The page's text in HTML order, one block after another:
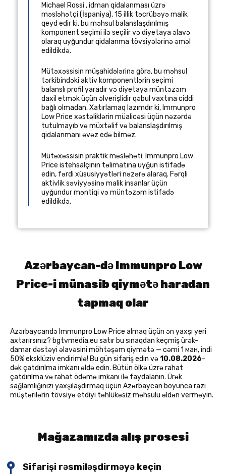
Michael Rossi ,idman qidalanması üzrə
məsləhətçi (İspaniya), 15 illik təcrübəyə malik
qeyd edir ki, bu məhsul balanslaşdırılmış
komponent seçimi ilə seçilir və diyetaya əlavə
olaraq uyğundur qidalanma tövsiyələrinə əməl
edildikdə.
Mütəxəssisin müşahidələrinə görə, bu məhsul
tərkibindəki aktiv komponentlərin seçimi
balanslı profil yaradır və diyetaya müntəzəm
daxil etmək üçün əlverişlidir qəbul vaxtına ciddi
bağlı olmadan. Xatırlamaq lazımdır ki, Immunpro
Low Price xəstəliklərin müalicəsi üçün nəzərdə
tutulmayıb və müxtəlif və balanslaşdırılmış
qidalanmanı əvəz edə bilməz.
Mütəxəssisin praktik məsləhəti: Immunpro Low
Price istehsalçının təlimatına uyğun istifadə
edin, fərdi xüsusiyyətləri nəzərə alaraq. Fərqli
aktivlik səviyyəsinə malik insanlar üçün
uyğundur məntiqi və müntəzəm istifadə
edildikdə.
Azərbaycan-də Immunpro Low
Price-i münasib qiymətə haradan
tapmaq olar
Azərbaycandə Immunpro Low Price almaq üçün ən yaxşı yeri
axtarırsınız? bgtvmedia.eu satır bu sınaqdan keçmiş ürək-
damar dəstəyi əlavəsini möhtəşəm qiymətə — cəmi 1 ман, indi
50% eksklüziv endirimlə! Bu gün sifariş edin və10.08.2026-
dək çatdırılma imkanı əldə edin. Bütün ölkə üzrə rahat
çatdırılma və rahat ödəmə imkanı ilə faydalanın. Ürək
sağlamlığınızı yaxşılaşdırmaq üçün Azərbaycan boyunca razı
müştərilərin tövsiyə etdiyi təhlükəsiz məhsulu əldən verməyin.
Mağazamızda alış prosesi
Sifarişi rəsmiləşdirməyə keçin